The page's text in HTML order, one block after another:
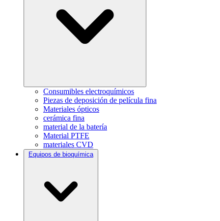
Consumibles electroquímicos
Piezas de deposición de película fina
Materiales ópticos
cerámica fina
material de la batería
Material PTFE
materiales CVD
Equipos de bioquímica